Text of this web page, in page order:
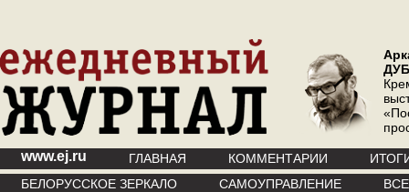
www.ej.ru ГЛАВНАЯ КОММЕНТАРИИ
БЕЛОРУССКОЕ ЗЕРКАЛО
САМОУПРАВЛЕНИЕ